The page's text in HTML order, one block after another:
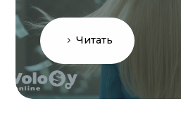
Читать